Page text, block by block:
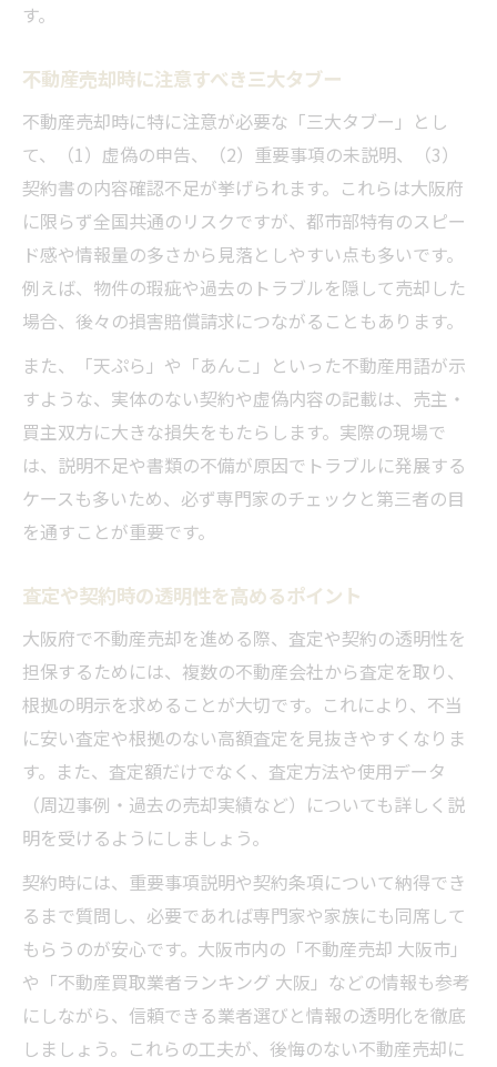
す。
不動産売却時に注意すべき三大タブー
不動産売却時に特に注意が必要な「三大タブー」とし
て、（1）虚偽の申告、（2）重要事項の未説明、（3）
契約書の内容確認不足が挙げられます。これらは大阪府
に限らず全国共通のリスクですが、都市部特有のスピー
ド感や情報量の多さから見落としやすい点も多いです。
例えば、物件の瑕疵や過去のトラブルを隠して売却した
場合、後々の損害賠償請求につながることもあります。
また、「天ぷら」や「あんこ」といった不動産用語が示
すような、実体のない契約や虚偽内容の記載は、売主・
買主双方に大きな損失をもたらします。実際の現場で
は、説明不足や書類の不備が原因でトラブルに発展する
ケースも多いため、必ず専門家のチェックと第三者の目
を通すことが重要です。
査定や契約時の透明性を高めるポイント
大阪府で不動産売却を進める際、査定や契約の透明性を
担保するためには、複数の不動産会社から査定を取り、
根拠の明示を求めることが大切です。これにより、不当
に安い査定や根拠のない高額査定を見抜きやすくなりま
す。また、査定額だけでなく、査定方法や使用データ
（周辺事例・過去の売却実績など）についても詳しく説
明を受けるようにしましょう。
契約時には、重要事項説明や契約条項について納得でき
るまで質問し、必要であれば専門家や家族にも同席して
もらうのが安心です。大阪市内の「不動産売却 大阪市」
や「不動産買取業者ランキング 大阪」などの情報も参考
にしながら、信頼できる業者選びと情報の透明化を徹底
しましょう。これらの工夫が、後悔のない不動産売却に